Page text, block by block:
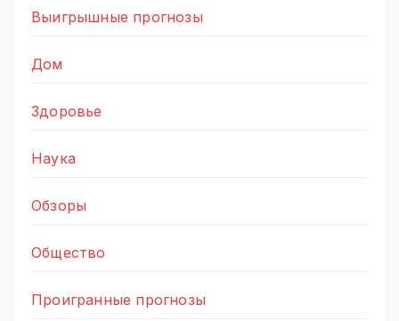
Выигрышные прогнозы
Дом
Здоровье
Наука
Обзоры
Общество
Проигранные прогнозы